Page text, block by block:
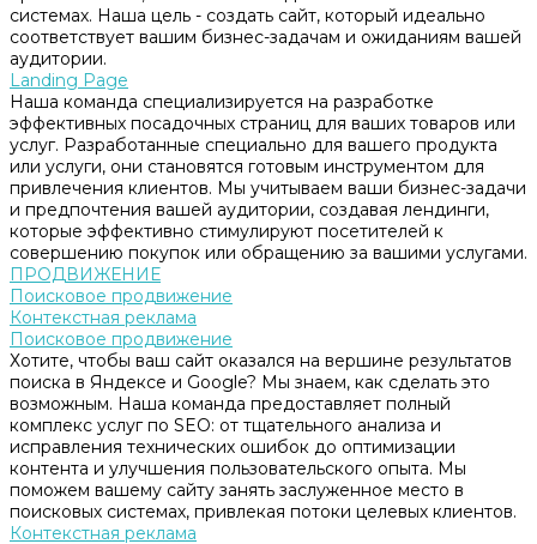
системах. Наша цель - создать сайт, который идеально
соответствует вашим бизнес-задачам и ожиданиям вашей
аудитории.
Landing Page
Наша команда специализируется на разработке
эффективных посадочных страниц для ваших товаров или
услуг. Разработанные специально для вашего продукта
или услуги, они становятся готовым инструментом для
привлечения клиентов. Мы учитываем ваши бизнес-задачи
и предпочтения вашей аудитории, создавая лендинги,
которые эффективно стимулируют посетителей к
совершению покупок или обращению за вашими услугами.
ПРОДВИЖЕНИЕ
Поисковое продвижение
Контекстная реклама
Поисковое продвижение
Хотите, чтобы ваш сайт оказался на вершине результатов
поиска в Яндексе и Google? Мы знаем, как сделать это
возможным. Наша команда предоставляет полный
комплекс услуг по SEO: от тщательного анализа и
исправления технических ошибок до оптимизации
контента и улучшения пользовательского опыта. Мы
поможем вашему сайту занять заслуженное место в
поисковых системах, привлекая потоки целевых клиентов.
Контекстная реклама